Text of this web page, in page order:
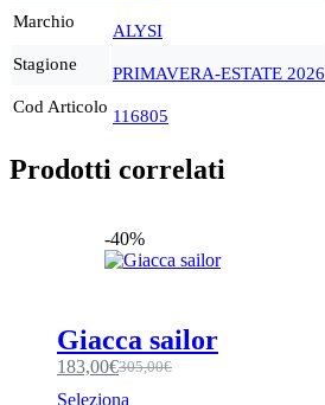
Marchio
ALYSI
Stagione
PRIMAVERA-ESTATE 2026
Cod Articolo 116805
Prodotti correlati
-40%
Giacca sailor
305,00€
183,00€
Seleziona